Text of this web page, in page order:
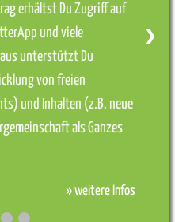
erhältst Du Zugriff auf
und viele
unterstützt Du
von freien
und Inhalten (z.B. neue
als Ganzes
» weitere Infos
❯